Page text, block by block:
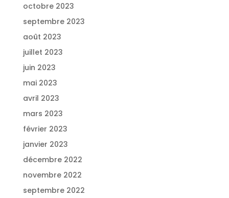
octobre 2023
septembre 2023
août 2023
juillet 2023
juin 2023
mai 2023
avril 2023
mars 2023
février 2023
janvier 2023
décembre 2022
novembre 2022
septembre 2022